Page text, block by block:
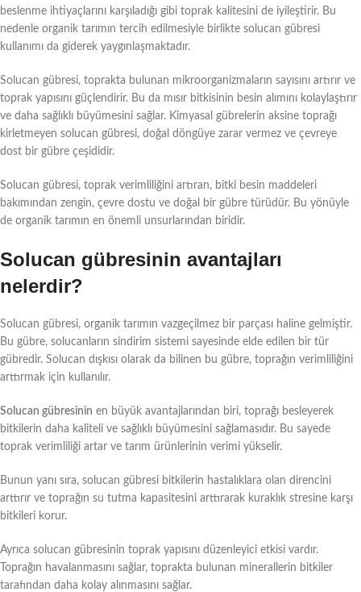
beslenme ihtiyaçlarını karşıladığı gibi toprak kalitesini de iyileştirir. Bu
nedenle organik tarımın tercih edilmesiyle birlikte solucan gübresi
kullanımı da giderek yaygınlaşmaktadır.
Solucan gübresi, toprakta bulunan mikroorganizmaların sayısını artırır ve
toprak yapısını güçlendirir. Bu da mısır bitkisinin besin alımını kolaylaştırır
ve daha sağlıklı büyümesini sağlar. Kimyasal gübrelerin aksine toprağı
kirletmeyen solucan gübresi, doğal döngüye zarar vermez ve çevreye
dost bir gübre çeşididir.
Solucan gübresi, toprak verimliliğini artıran, bitki besin maddeleri
bakımından zengin, çevre dostu ve doğal bir gübre türüdür. Bu yönüyle
de organik tarımın en önemli unsurlarından biridir.
Solucan gübresinin avantajları
nelerdir?
Solucan gübresi, organik tarımın vazgeçilmez bir parçası haline gelmiştir.
Bu gübre, solucanların sindirim sistemi sayesinde elde edilen bir tür
gübredir. Solucan dışkısı olarak da bilinen bu gübre, toprağın verimliliğini
arttırmak için kullanılır.
Solucan gübresinin en büyük avantajlarından biri, toprağı besleyerek
bitkilerin daha kaliteli ve sağlıklı büyümesini sağlamasıdır. Bu sayede
toprak verimliliği artar ve tarım ürünlerinin verimi yükselir.
Bunun yanı sıra, solucan gübresi bitkilerin hastalıklara olan direncini
arttırır ve toprağın su tutma kapasitesini arttırarak kuraklık stresine karşı
bitkileri korur.
Ayrıca solucan gübresinin toprak yapısını düzenleyici etkisi vardır.
Toprağın havalanmasını sağlar, toprakta bulunan minerallerin bitkiler
tarafından daha kolay alınmasını sağlar.